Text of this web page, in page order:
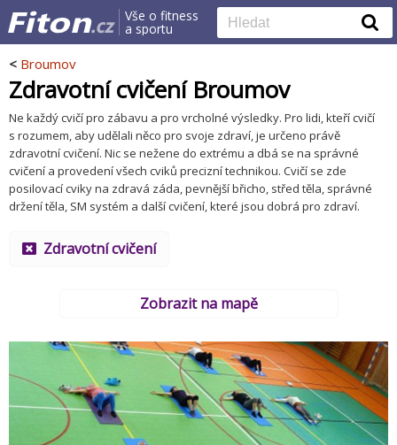
Vše o fitness
a sportu
< Broumov
Zdravotní cvičení Broumov
Ne každý cvičí pro zábavu a pro vrcholné výsledky. Pro lidi, kteří cvičí
s rozumem, aby udělali něco pro svoje zdraví, je určeno právě
zdravotní cvičení. Nic se nežene do extrému a dbá se na správné
cvičení a provedení všech cviků precizní technikou. Cvičí se zde
posilovací cviky na zdravá záda, pevnější břicho, střed těla, správné
držení těla, SM systém a další cvičení, které jsou dobrá pro zdraví.
Zdravotní cvičení
Zobrazit na mapě